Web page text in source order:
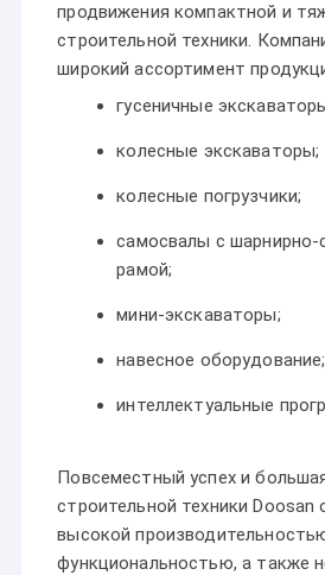
продвижения компактной и
строительной техники.
широкий ассортимент
гусеничные
колесные экскаваторы;
колесные погрузчики;
самосвалы с шарнирно-
рамой;
мини-экскаваторы;
навесное оборудование;
интеллектуальные
Повсеместный успех и
строительной техники Doosan
высокой
функциональностью, а также